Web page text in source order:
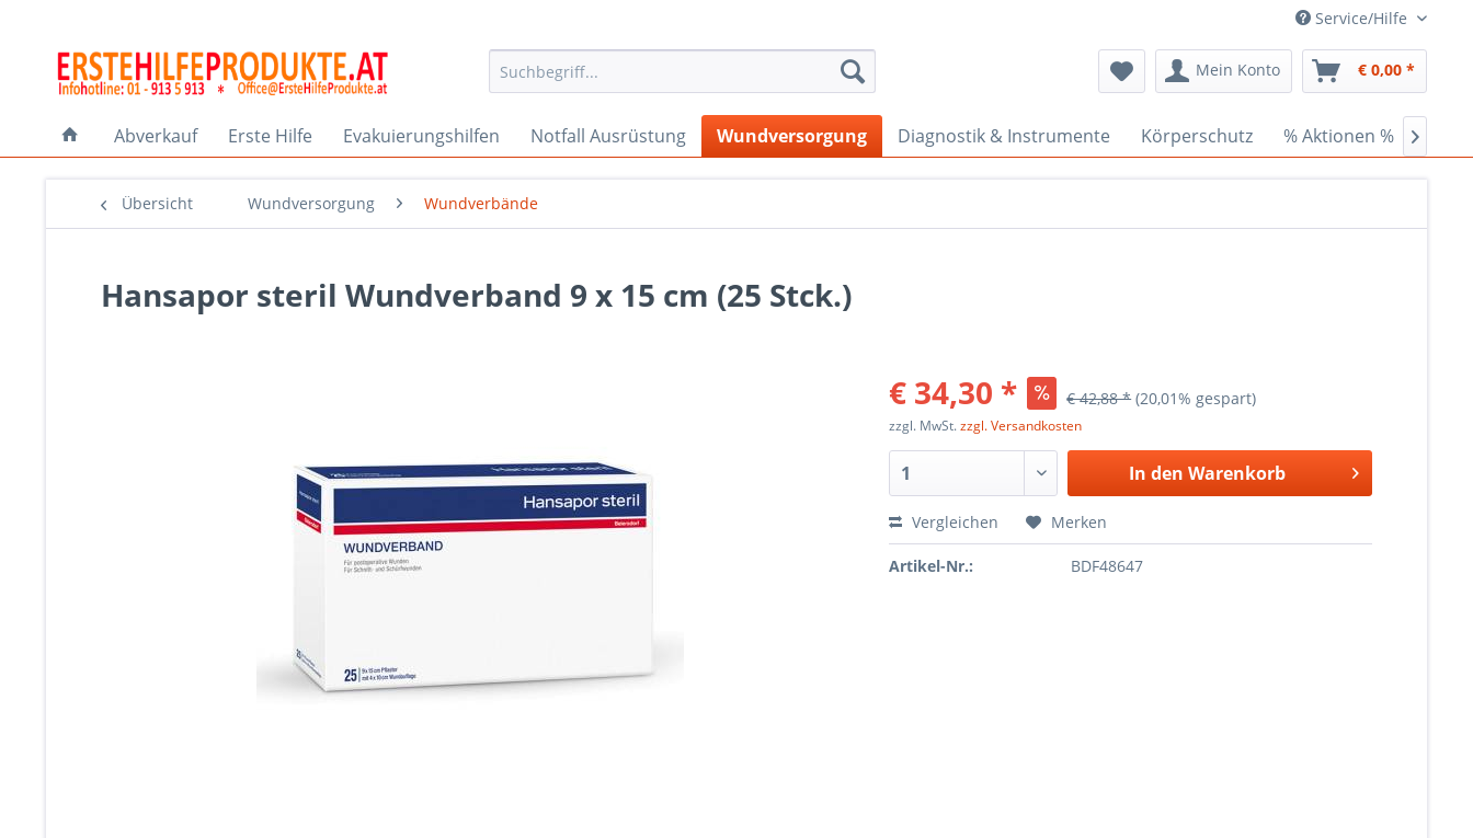
Service/Hilfe
Mein Konto € 0,00 *
Abverkauf Erste Hilfe Evakuierungshilfen Notfall Ausrüstung Wundversorgung Diagnostik & Instrumente Körperschutz % Aktionen % 
Übersicht Wundversorgung Wundverbände
Hansapor steril Wundverband 9 x 15 cm (25 Stck.)
€ 34,30 * € 42,88 * (20,01% gespart)
zzgl. MwSt.zzgl. Versandkosten
In den Warenkorb
Vergleichen Merken
Artikel-Nr.: BDF48647